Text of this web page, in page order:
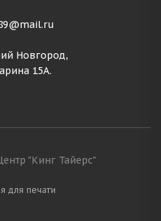
Новгород,
15А.
"Кинг Тайерс"
для печати